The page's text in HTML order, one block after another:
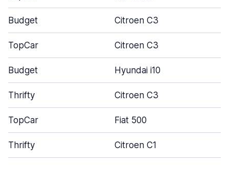
Budget Citroen C3
TopCar Citroen C3
Budget Hyundai i10
Thrifty Citroen C3
TopCar Fiat 500
Thrifty Citroen C1